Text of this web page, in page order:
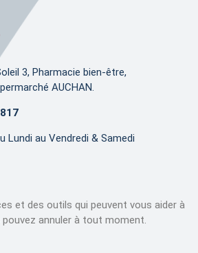
3, Pharmacie bien-être,
AUCHAN.
Lundi au Vendredi & Samedi
et des outils qui peuvent vous aider à
pouvez annuler à tout moment.